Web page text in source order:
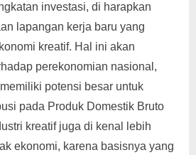
investasi, di harapkan
lapangan kerja baru yang
kreatif. Hal ini akan
perekonomian nasional,
potensi besar untuk
pada Produk Domestik Bruto
kreatif juga di kenal lebih
ekonomi, karena basisnya yang